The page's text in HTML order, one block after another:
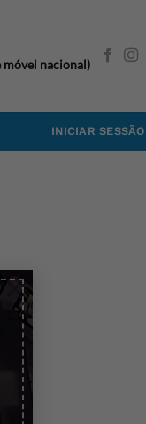
×
móvel nacional)
INICIAR SESSÃO